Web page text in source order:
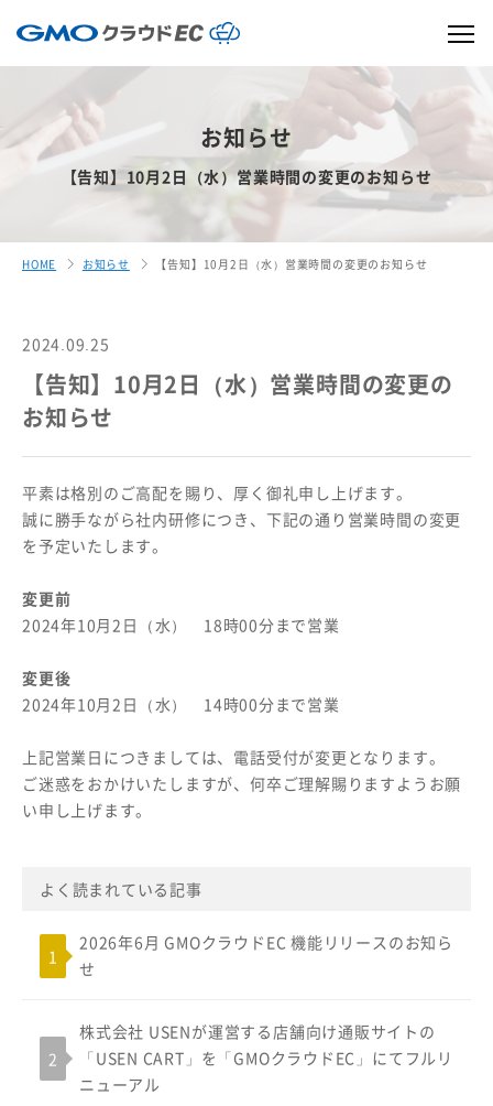
お知らせ
【告知】10月2日（水）営業時間の変更のお知らせ
HOME お知らせ 【告知】10月2日（水）営業時間の変更のお知らせ
2024.09.25
【告知】10月2日（水）営業時間の変更の
お知らせ
平素は格別のご高配を賜り、厚く御礼申し上げます。
誠に勝手ながら社内研修につき、下記の通り営業時間の変更
を予定いたします。
変更前
2024年10月2日（水） 18時00分まで営業
変更後
2024年10月2日（水） 14時00分まで営業
上記営業日につきましては、電話受付が変更となります。
ご迷惑をおかけいたしますが、何卒ご理解賜りますようお願
い申し上げます。
よく読まれている記事
2026年6月 GMOクラウドEC 機能リリースのお知ら
せ
株式会社 USENが運営する店舗向け通販サイトの
「USEN CART」を「GMOクラウドEC」にてフルリ
ニューアル